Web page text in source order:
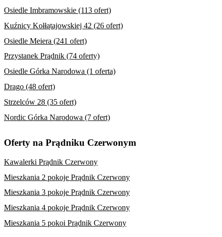
Osiedle Imbramowskie (113 ofert)
Kuźnicy Kołłątajowskiej 42 (26 ofert)
Osiedle Meiera (241 ofert)
Przystanek Prądnik (74 oferty)
Osiedle Górka Narodowa (1 oferta)
Drago (48 ofert)
Strzelców 28 (35 ofert)
Nordic Górka Narodowa (7 ofert)
Oferty na Prądniku Czerwonym
Kawalerki Prądnik Czerwony
Mieszkania 2 pokoje Prądnik Czerwony
Mieszkania 3 pokoje Prądnik Czerwony
Mieszkania 4 pokoje Prądnik Czerwony
Mieszkania 5 pokoi Prądnik Czerwony